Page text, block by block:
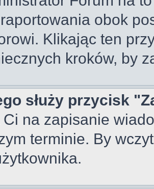
obok
Klikając ten
kroków, by
służy przycisk
na zapisanie
terminie. By